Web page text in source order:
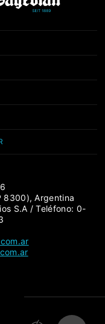
8300), Argentina
S.A / Teléfono: 0-